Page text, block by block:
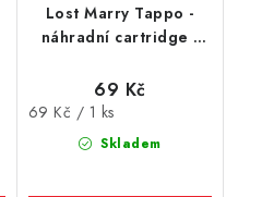
Lost Marry Tappo -
náhradní cartridge -
Raspberry (sladké
borůvky a kyselé
maliny) 17mg
Skladem
69 Kč
Měrná
69 Kč / 1 ks